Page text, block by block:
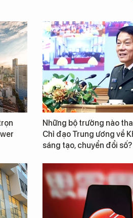
Những bộ trưởng nào
Chỉ đạo Trung ương về
sáng tạo, chuyển đổi số?